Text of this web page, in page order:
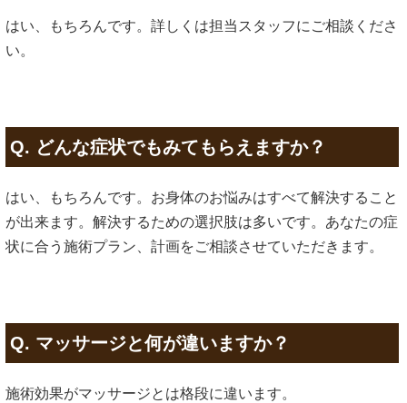
はい、もちろんです。詳しくは担当スタッフにご相談くださ
い。
Q. どんな症状でもみてもらえますか？
はい、もちろんです。お身体のお悩みはすべて解決すること
が出来ます。解決するための選択肢は多いです。あなたの症
状に合う施術プラン、計画をご相談させていただきます。
Q. マッサージと何が違いますか？
施術効果がマッサージとは格段に違います。